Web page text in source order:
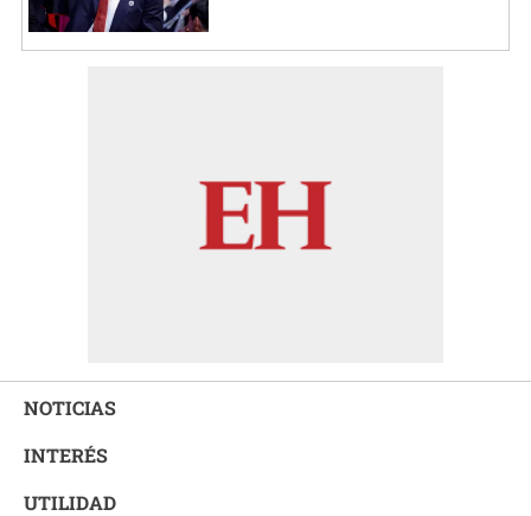
NOTICIAS
INTERÉS
UTILIDAD